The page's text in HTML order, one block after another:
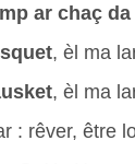
ar chaç
, èl ma
, èl ma
: rêver, être